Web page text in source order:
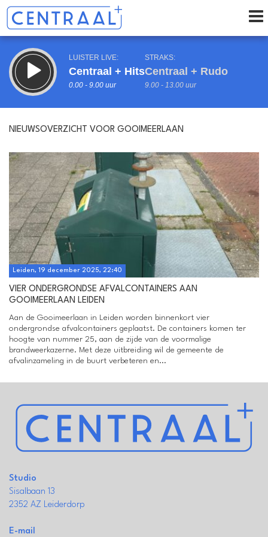
LUISTER LIVE:
Centraal + Hits
0.00 - 9.00 uur
STRAKS:
Centraal + Rudo
9.00 - 13.00 uur
Vorig uur Volgend uur
Inklappen
NIEUWSOVERZICHT VOOR GOOIMEERLAAN
Leiden, 19 december 2025, 22:40
VIER ONDERGRONDSE AFVALCONTAINERS AAN
GOOIMEERLAAN LEIDEN
Aan de Gooimeerlaan in Leiden worden binnenkort vier
ondergrondse afvalcontainers geplaatst. De containers komen ter
hoogte van nummer 25, aan de zijde van de voormalige
brandweerkazerne. Met deze uitbreiding wil de gemeente de
afvalinzameling in de buurt verbeteren en...
Studio
Sisalbaan 13
2352 AZ Leiderdorp
E-mail